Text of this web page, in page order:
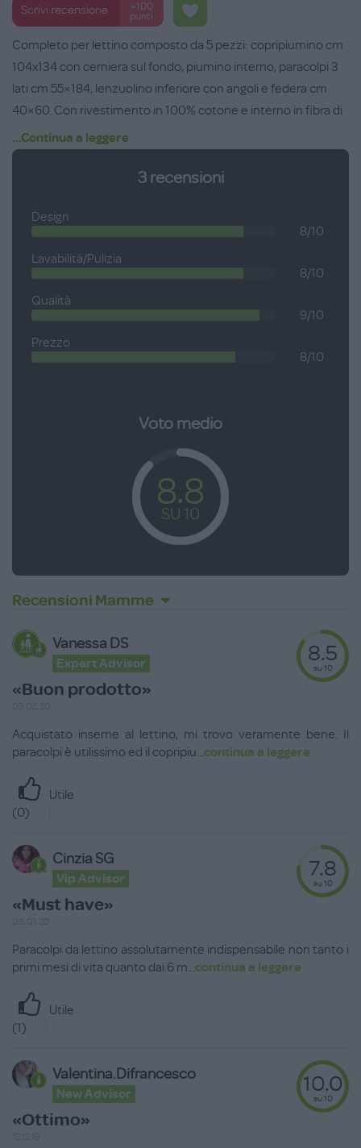
Scrivi recensione
+100
punti
Completo per lettino composto da 5 pezzi: copripiumino cm
104x134 con cerniera sul fondo, piumino interno, paracolpi 3
lati cm 55×184, lenzuolino inferiore con angoli e federa cm
40×60. Con rivestimento in 100% cotone e interno in ﬁbra di
poliestere, è abbellito da ricami artigianali. Disponibile in 4
varianti di colore: bianco, tortora, azzurro e rosa.
...Continua a leggere
3recensioni
Design
8/10
Lavabilità/Pulizia
8/10
Qualità
9/10
Prezzo
8/10
Voto medio
8.8
SU 10
Recensioni Mamme
Vanessa DS
Expert Advisor
«Buon prodotto»
8.5
su 10
Acquistato inseme al lettino, mi trovo veramente bene. Il
paracolpi è utilissimo ed il copripiu...continua a leggere
Utile
(0)
Cinzia SG
Vip Advisor
«Must have»
7.8
su 10
Paracolpi da lettino assolutamente indispensabile non tanto i
primi mesi di vita quanto dai 6 m...continua a leggere
Utile
(1)
Valentina.difrancesco
New Advisor
«Ottimo»
10.0
su 10